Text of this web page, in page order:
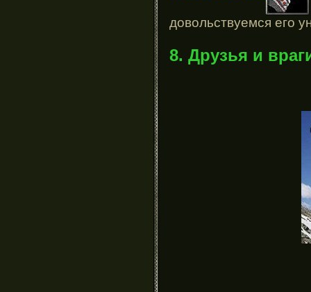
довольствуемся его
8. Друзья и